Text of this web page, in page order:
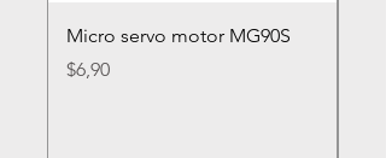
Micro servo motor MG90S
Precio
$6,90